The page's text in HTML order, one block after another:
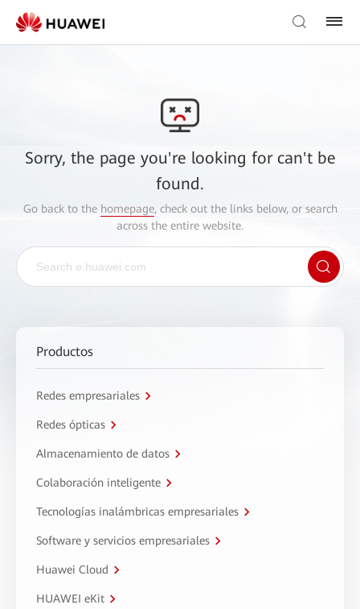
Sorry, the page you're looking for can't be
found.
Go back to the homepage, check out the links below, or search
across the entire website.
Productos
Redes empresariales
Redes ópticas
Almacenamiento de datos
Colaboración inteligente
Tecnologías inalámbricas empresariales
Software y servicios empresariales
Huawei Cloud
HUAWEI eKit